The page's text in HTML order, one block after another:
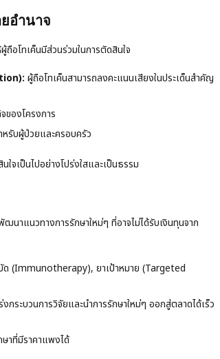
อำนาจ
อโทเค็นมีส่วนร่วมในการตัดสินใจ
ผู้ถือโทเค็นสามารถลงคะแนนเสียงในประเด็นสำคัญ
ของโครงการ
รับผู้ป่วยและครอบครัว
จเป็นไปอย่างโปร่งใสและเป็นธรรม
นาแนวทางการรักษาใหม่ๆ ที่อาจไม่ได้รับเงินทุนจาก
บัด (Immunotherapy), ยาเป้าหมาย (Targeted
กระบวนการวิจัยและนำการรักษาใหม่ๆ ออกสู่ตลาดได้เร็ว
ษาที่มีราคาแพงได้